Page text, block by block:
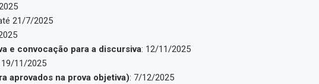
21/7/2025
e convocação para a discursiva: 12/11/2025
19/11/2025
aprovados na prova objetiva): 7/12/2025